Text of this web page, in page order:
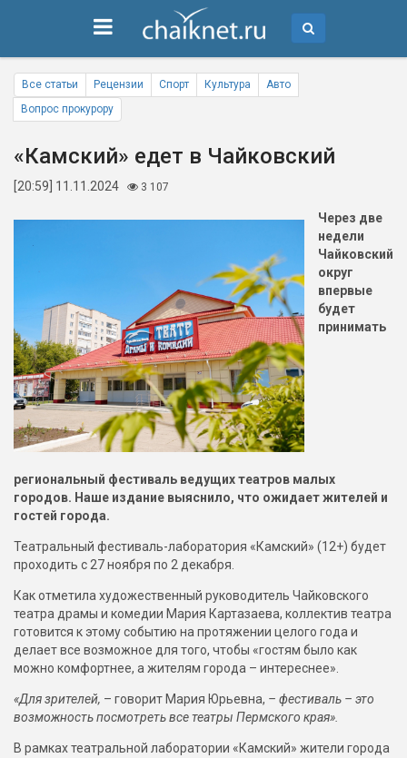
Все статьи Рецензии Спорт Культура
Авто
Вопрос прокурору
«Камский» едет в Чайковский
[20:59] 11.11.2024 3 107
Через две
недели
Чайковский
округ
впервые
будет
принимать
региональный фестиваль ведущих театров малых
городов. Наше издание выяснило, что ожидает жителей и
гостей города.
Театральный фестиваль-лаборатория «Камский» (12+) будет
проходить с 27 ноября по 2 декабря.
Как отметила художественный руководитель Чайковского
театра драмы и комедии Мария Картазаева, коллектив театра
готовится к этому событию на протяжении целого года и
делает все возможное для того, чтобы «гостям было как
можно комфортнее, а жителям города – интереснее».
«Для зрителей, – говорит Мария Юрьевна, – фестиваль – это
возможность посмотреть все театры Пермского края».
В рамках театральной лаборатории «Камский» жители города